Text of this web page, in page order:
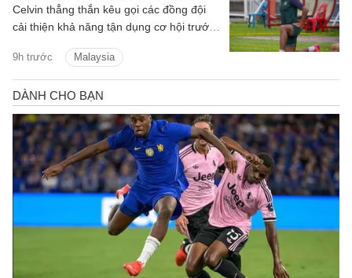
9h trước Malaysia
Celvin thẳng thắn kêu gọi các đồng đội
cải thiện khả năng tận dụng cơ hội trước